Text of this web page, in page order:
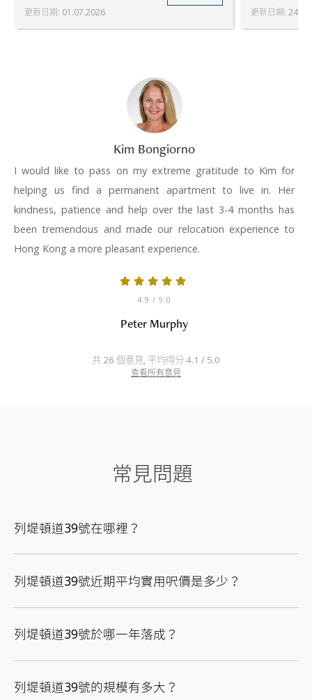
更新日期: 01.07.2026 更新日期:
Kim Bongiorno
I would like to pass on my extreme gratitude to Kim for
helping us find a permanent apartment to live in. Her
kindness, patience and help over the last 3-4 months has
been tremendous and made our relocation experience to
Hong Kong a more pleasant experience.
4.9 / 5.0
Peter Murphy
共 26 個意見, 平均得分 4.1 / 5.0
查看所有意見
常見問題
列堤頓道39號在哪裡？
列堤頓道39號近期平均實用呎價是多少？
列堤頓道39號於哪一年落成？
列堤頓道39號的規模有多大？